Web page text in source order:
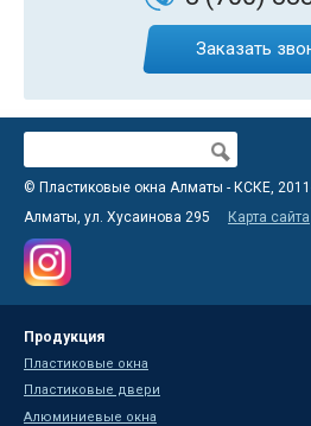
Заказать
Форма поиска
© Пластиковые окна Алматы - КСКЕ,
Алматы, ул. Хусаинова 295
Карта сайта
Продукция
Пластиковые окна
Пластиковые двери
Алюминиевые окна